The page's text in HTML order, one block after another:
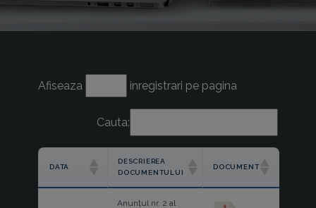
Afiseaza inregistrari pe pagina
Cauta:
DATA
DESCRIEREA
DOCUMENTULUI
DOCUMENT
Anunțul nr. 2 al